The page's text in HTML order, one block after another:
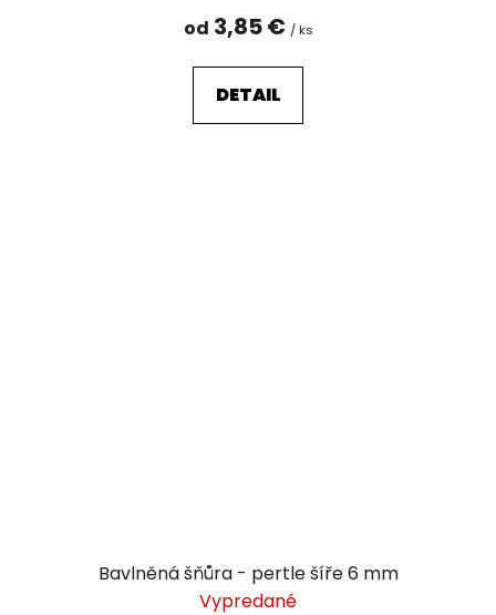
od 3,85 € / ks
DETAIL
Bavlněná šňůra - pertle šíře 6 mm
Vypredané